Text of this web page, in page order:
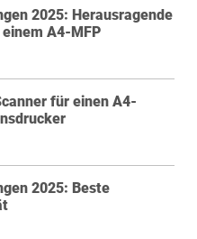
2025: Herausragende
A4-MFP
für einen A4-
2025: Beste